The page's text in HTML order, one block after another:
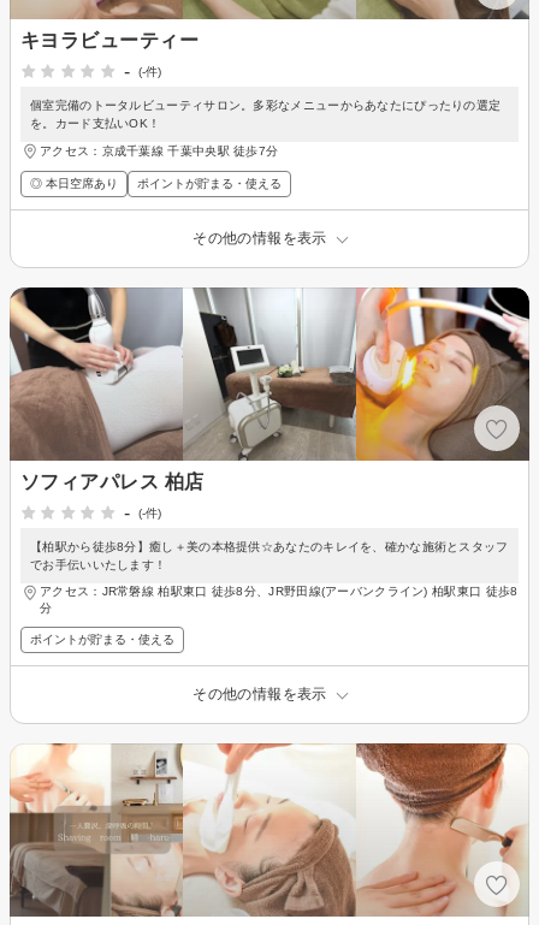
キヨラビューティー
-
(-件)
個室完備のトータルビューティサロン。多彩なメニューからあなたにぴったりの選定
を。カード支払いOK！
アクセス：京成千葉線 千葉中央駅 徒歩7分
◎ 本日空席あり ポイントが貯まる・使える
その他の情報を表示
ソフィアパレス 柏店
-
(-件)
【柏駅から徒歩8分】癒し＋美の本格提供☆あなたのキレイを、確かな施術とスタッフ
でお手伝いいたします！
アクセス：JR常磐線 柏駅東口 徒歩8分、JR野田線(アーバンクライン) 柏駅東口 徒歩8
分
ポイントが貯まる・使える
その他の情報を表示